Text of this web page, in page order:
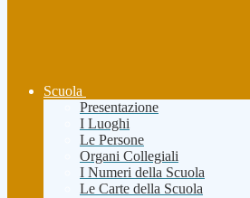
Scuola
Presentazione
I Luoghi
Le Persone
Organi Collegiali
I Numeri della Scuola
Le Carte della Scuola